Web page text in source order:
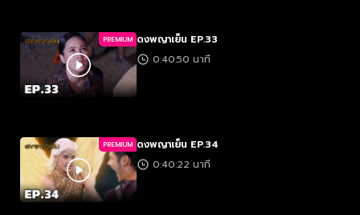
PREMIUM ดงพญาเย็น EP.33
0:40:50 นาที
PREMIUM ดงพญาเย็น EP.34
0:40:22 นาที